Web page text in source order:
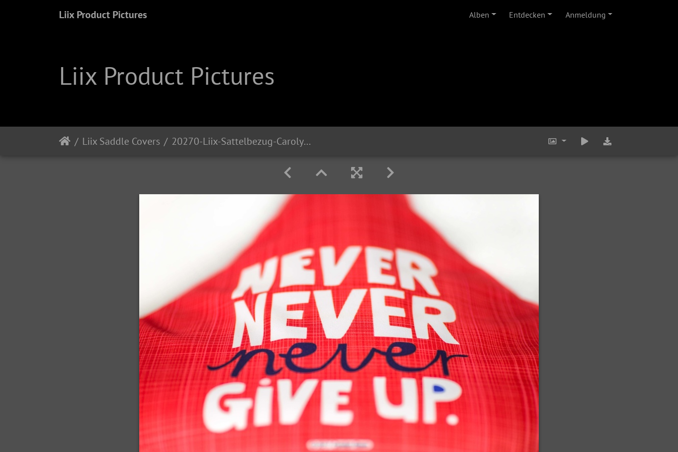
Liix Product Pictures Alben Entdecken Anmeldung
Liix Product Pictures
Liix Saddle Covers 20270-Liix-Sattelbezug-Carolyn-Gavin-Never-Give-Up 1